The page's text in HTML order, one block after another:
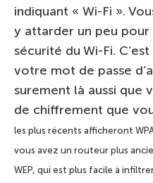
indiquant « Wi-Fi ».
y attarder un peu
sécurité du Wi-Fi.
votre mot de passe
surement là aussi que
de chiffrement que
les plus récents afficheront
vous avez un routeur plus
WEP, qui est plus facile à